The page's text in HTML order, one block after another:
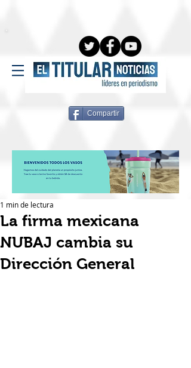
Compartir
La firma mexicana
NUBAJ cambia su
Dirección General
1 min de lectura